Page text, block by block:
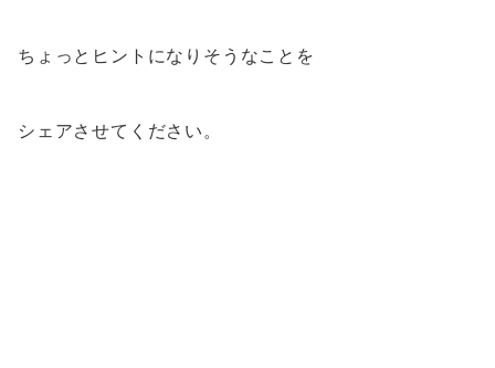
ちょっとヒントになりそうなことを
シェアさせてください。